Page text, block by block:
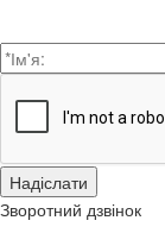
Зворотний дзвінок